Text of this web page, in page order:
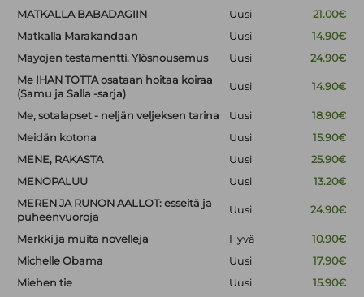
MATKALLA BABADAGIIN
Uusi
21.00€
Matkalla Marakandaan
Uusi
14.90€
Mayojen testamentti. Ylösnousemus
Uusi
24.90€
Me IHAN TOTTA osataan hoitaa koiraa
(Samu ja Salla -sarja)
Uusi 14.90€
Me, sotalapset - neljän veljeksen tarina Uusi
18.90€
Meidän kotona
Uusi
15.90€
MENE, RAKASTA
Uusi
25.90€
MENOPALUU
Uusi
13.20€
MEREN JA RUNON AALLOT: esseitä ja
puheenvuoroja
Uusi 24.90€
Merkki ja muita novelleja Hyvä
10.90€
Michelle Obama
Uusi
17.90€
Miehen tie
Uusi 15.90€